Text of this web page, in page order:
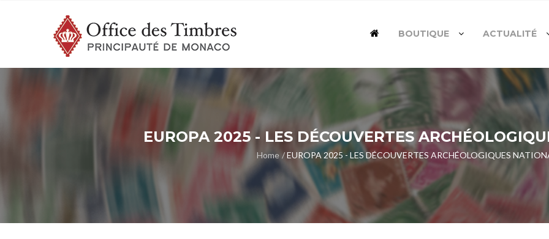
BOUTIQUE ACTUALITÉ
EUROPA 2025 - LES DÉCOUVERTES
Home EUROPA 2025 - LES DÉCOUVERTES ARCHÉOLOGIQUES